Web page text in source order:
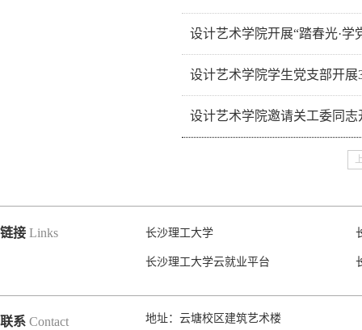
为了深入学习贯彻习近平总书记
设计艺术学院开展“踏春光·学
3月30日，设计艺术学院党委积
设计艺术学院学生党支部开
三月底，学院六个学生党支部分
设计艺术学院邀请关工委同
为做好毕业生党员材料的整理归
委李昌平对毕业生党员档案进行
链接 Links 长沙理工大学
长沙理工大学云就业平台
联系 Contact
地址：云塘校区建筑艺术楼